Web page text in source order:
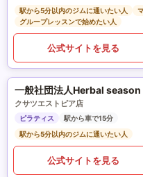
駅から5分以内のジムに通いたい人
グループレッスンで始めたい人
公式サイトを見る
一般社団法人Herbal
クサツエストピア店
ピラティス
駅から車で15分
駅から5分以内のジムに通いたい人
公式サイトを見る